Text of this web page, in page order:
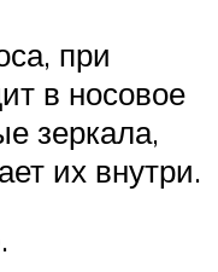
при
в носовое
зеркала,
их внутри.